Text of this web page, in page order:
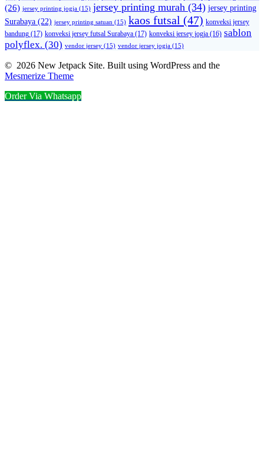
(26) jersey printing jogja (15) jersey printing murah (34) jersey printing
Surabaya (22) jersey printing satuan (15) kaos futsal (47) konveksi jersey
bandung (17) konveksi jersey futsal Surabaya (17) konveksi jersey jogja (16) sablon
polyflex. (30) vendor jersey (15) vendor jersey jogja (15)
© 2026 New Jetpack Site. Built using WordPress and the
Mesmerize Theme
Order Via Whatsapp